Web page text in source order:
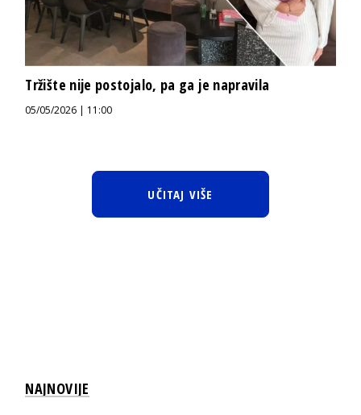
Tržište nije postojalo, pa ga je napravila
05/05/2026 | 11:00
UČITAJ VIŠE
NAJNOVIJE